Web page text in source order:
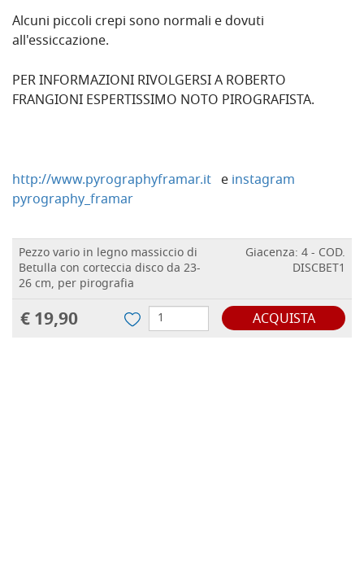
Alcuni piccoli crepi sono normali e dovuti
all'essiccazione.
PER INFORMAZIONI RIVOLGERSI A ROBERTO
FRANGIONI ESPERTISSIMO NOTO PIROGRAFISTA.
http://www.pyrographyframar.it einstagram
pyrography_framar
Pezzo vario in legno massiccio di
Betulla con corteccia disco da 23-
26 cm, per pirografia
Giacenza: 4 - COD.
DISCBET1
€ 19,90 ACQUISTA